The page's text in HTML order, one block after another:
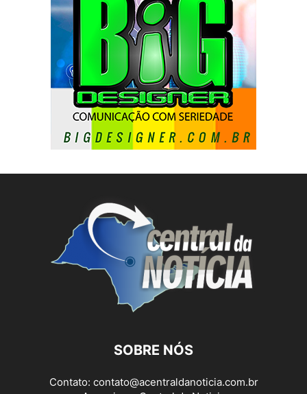
SOBRE NÓS
Contato: contato@acentraldanoticia.com.br